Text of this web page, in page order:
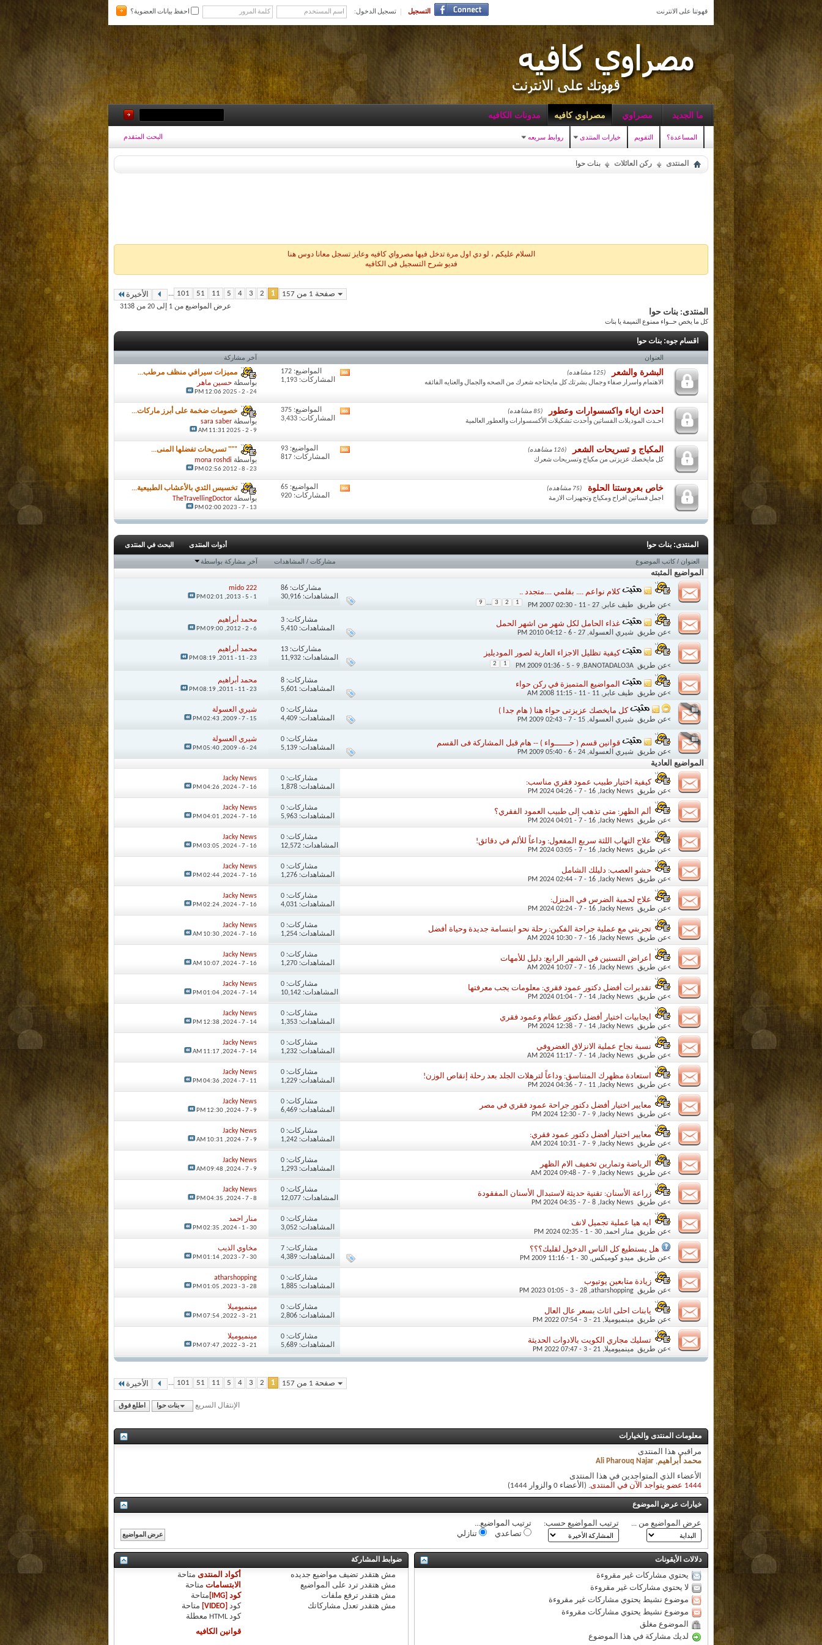
قهوتنا على الانترنت التسجيل تسجيل الدخول: احفظ بيانات العضوية؟
ما الجديد مصراوي مصراوي كافيه
المساعدة؟ التقويم خيارات المنتدى روابط سريعه
مدونات الكافيه
البحث المتقدم
المنتدى ركن العائلات بنات حوا
السلام عليكم ، لو دي اول مرة تدخل فيها مصرواي كافيه وعايز تسجل معانا دوس هنا
فديو شرح التسجيل فى الكافيه
صفحة 1 من 157 1
2
3
4
5
11
51
101
... الأخيرة
عرض المواضيع من 1 إلى 20 من 3138
المنتدى: بنات حوا
كل ما يخص حــواء ممنوع النميمة يا بنات
اقسام جوه: بنات حوا
العنوان آخر مشاركة
البشرة والشعر
(125 مشاهده)
الاهتمام واسرار صفاء وجمال بشرتك كل مايحتاجه شعرك من الصحه والجمال والعنايه الفائقه
مشاهدة
تغذيات
المنتدى
المواضيع: 172
المشاركات: 1,193
مميزات سيرافي منظف مرطب...
بواسطةحسين ماهر
24 - 2 - 2025
12:06 PM
احدث ازياء واكسسوارات وعطور
(85 مشاهده)
احـدث الموديلات الفساتين وأحدث تشكيلات الأكسسوارات والعطور العالمية
مشاهدة
تغذيات
المنتدى
المواضيع: 375
المشاركات: 3,433
خصومات ضخمة على أبرز ماركات...
بواسطةsara saber
9 - 2 - 2025
11:31 AM
المكياج و تسريحات الشعر
(126 مشاهده)
كل مايخصك عزيزتى من مكياج وتسريحات شعرك
مشاهدة
تغذيات
المنتدى
المواضيع: 93
المشاركات: 817
""" تسريحات تفضلها المنى...
بواسطة mona roshdi
23 - 8 - 2012
02:56 PM
خاص بعروستنا الحلوة
(75 مشاهده)
اجمل فساتين افراح ومكياج وتجهيزات الازمة
مشاهدة
تغذيات
المنتدى
المواضيع: 65
المشاركات: 920
تخسيس الثدي بالأعشاب الطبيعية...
بواسطةTheTravellingDoctor
13 - 7 - 2023
02:00 PM
المنتدى: بنات حوا أدوات المنتدى البحث في المنتدى
العنوان / كاتب الموضوع مشاركات / المشاهدات آخر مشاركة بواسطة
المواضيع المثبته
كلام نواعم .... بقلمي ....متجدد ..
>عن طريق طيف عابر ‏, 27 - 11 - 2007 02:30 PM
1
2
3
...
9
مشاركات: 86
المشاهدات: 30,916
mido 222
1 - 5 - 2013,
02:01 PM
غذاء الحامل لكل شهر من اشهر الحمل
>عن طريق شيري العسولة‏, 27 - 6 - 2010 04:12 PM
مشاركات: 3
المشاهدات: 5,410
محمد أبراهيم
6 - 2 - 2012,
09:00 PM
كيفية تظليل الاجزاء العارية لصور الموديليز
>عن طريق BANOTADALO3A
‏, 9 - 5 - 2009 01:36 PM
1
2
مشاركات: 13
المشاهدات: 11,932
محمد أبراهيم
23 - 11 - 2011,
08:19 PM
المواضيع المتميزة في ركن حواء
>عن طريق طيف عابر ‏, 11 - 11 - 2008 11:15 AM
مشاركات: 8
المشاهدات: 5,601
محمد أبراهيم
23 - 11 - 2011,
08:19 PM
كل مايخصك عزيزتى حواء هنا ( هام جدا )
>عن طريق شيري العسولة‏, 15 - 7 - 2009 02:43 PM
مشاركات: 0
المشاهدات: 4,409
شيري العسولة
15 - 7 - 2009,
02:43 PM
قوانين قسم ( حــــــواء ) -- هام قبل المشاركة فى القسم
>عن طريق شيري العسولة‏, 24 - 6 - 2009 05:40 PM
مشاركات: 0
المشاهدات: 5,139
شيري العسولة
24 - 6 - 2009,
05:40 PM
المواضيع العادية
كيفية اختيار طبيب عمود فقري مناسب:
>عن طريق Jacky News
‏, 16 - 7 - 2024 04:26 PM
مشاركات: 0
المشاهدات: 1,878
Jacky News
16 - 7 - 2024,
04:26 PM
ألم الظهر: متى تذهب إلى طبيب العمود الفقري؟
>عن طريق Jacky News
‏, 16 - 7 - 2024 04:01 PM
مشاركات: 0
المشاهدات: 5,963
Jacky News
16 - 7 - 2024,
04:01 PM
علاج التهاب اللثة سريع المفعول: وداعاً للألم في دقائق!
>عن طريق Jacky News
‏, 16 - 7 - 2024 03:05 PM
مشاركات: 0
المشاهدات: 12,572
Jacky News
16 - 7 - 2024,
03:05 PM
حشو العصب: دليلك الشامل
>عن طريق Jacky News
‏, 16 - 7 - 2024 02:44 PM
مشاركات: 0
المشاهدات: 1,276
Jacky News
16 - 7 - 2024,
02:44 PM
علاج لحمية الضرس في المنزل:
>عن طريق Jacky News
‏, 16 - 7 - 2024 02:24 PM
مشاركات: 0
المشاهدات: 4,031
Jacky News
16 - 7 - 2024,
02:24 PM
تجربتي مع عملية جراحة الفكين: رحلة نحو ابتسامة جديدة وحياة أفضل
>عن طريق Jacky News
‏, 16 - 7 - 2024 10:30 AM
مشاركات: 0
المشاهدات: 1,254
Jacky News
16 - 7 - 2024,
10:30 AM
أعراض التسنين في الشهر الرابع: دليل للأمهات
>عن طريق Jacky News
‏, 16 - 7 - 2024 10:07 AM
مشاركات: 0
المشاهدات: 1,270
Jacky News
16 - 7 - 2024,
10:07 AM
تقديرات أفضل دكتور عمود فقري: معلومات يجب معرفتها
>عن طريق Jacky News
‏, 14 - 7 - 2024 01:04 PM
مشاركات: 0
المشاهدات: 10,142
Jacky News
14 - 7 - 2024,
01:04 PM
ايجابيات اختيار أفضل دكتور عظام وعمود فقري
>عن طريق Jacky News
‏, 14 - 7 - 2024 12:38 PM
مشاركات: 0
المشاهدات: 1,353
Jacky News
14 - 7 - 2024,
12:38 PM
نسبة نجاح عملية الانزلاق الغضروفي
>عن طريق Jacky News
‏, 14 - 7 - 2024 11:17 AM
مشاركات: 0
المشاهدات: 1,232
Jacky News
14 - 7 - 2024,
11:17 AM
استعادة مظهرك المتناسق: وداعاً لترهلات الجلد بعد رحلة إنقاص الوزن!
>عن طريق Jacky News
‏, 11 - 7 - 2024 04:36 PM
مشاركات: 0
المشاهدات: 1,229
Jacky News
11 - 7 - 2024,
04:36 PM
معايير اختيار أفضل دكتور جراحة عمود فقري في مصر
>عن طريق Jacky News
‏, 9 - 7 - 2024 12:30 PM
مشاركات: 0
المشاهدات: 6,469
Jacky News
9 - 7 - 2024,
12:30 PM
معايير اختيار أفضل دكتور عمود فقري:
>عن طريق Jacky News
‏, 9 - 7 - 2024 10:31 AM
مشاركات: 0
المشاهدات: 1,242
Jacky News
9 - 7 - 2024,
10:31 AM
الرياضة وتمارين تخفيف الام الظهر
>عن طريق Jacky News
‏, 9 - 7 - 2024 09:48 AM
مشاركات: 0
المشاهدات: 1,293
Jacky News
9 - 7 - 2024,
09:48 AM
زراعة الأسنان: تقنية حديثة لاستبدال الأسنان المفقودة
>عن طريق Jacky News
‏, 8 - 7 - 2024 04:35 PM
مشاركات: 0
المشاهدات: 12,077
Jacky News
8 - 7 - 2024,
04:35 PM
ايه هيا عملية تجميل لانف
>عن طريق منار احمد‏, 30 - 1 - 2024 02:35 PM
مشاركات: 0
المشاهدات: 3,052
منار احمد
30 - 1 - 2024,
02:35 PM
هل يستطيع كل الناس الدخول لقلبك؟؟؟
>عن طريق ميدو كوميكس‏, 30 - 1 - 2009 11:16 PM
مشاركات: 7
المشاهدات: 4,389
مخاوي الذيب
30 - 7 - 2023,
01:14 PM
زيادة متابعين يوتيوب
>عن طريق atharshopping
‏, 28 - 3 - 2023 01:05 PM
مشاركات: 0
المشاهدات: 1,885
atharshopping
28 - 3 - 2023,
01:05 PM
يابنات احلى اثاث بسعر عال العال
>عن طريق مينميوميلا‏, 21 - 3 - 2022 07:54 PM
مشاركات: 0
المشاهدات: 2,806
مينميوميلا
21 - 3 - 2022,
07:54 PM
تسليك مجاري الكويت بالادوات الحديثة
>عن طريق مينميوميلا‏, 21 - 3 - 2022 07:47 PM
مشاركات: 0
المشاهدات: 5,689
مينميوميلا
21 - 3 - 2022,
07:47 PM
صفحة 1 من 157 1
2
3
4
5
11
51
101
... الأخيرة
الإنتقال السريع بنات حوا اطلع فوق
معلومات المنتدى والخيارات
مراقبي هذا المنتدى
محمد أبراهيم,
Ali Pharouq Najar
الأعضاء الذي المتواجدين في هذا المنتدى
1444 عضو يتواجد الآن في المنتدى
. (الأعضاء 0 والزوار 1444)
خيارات عرض الموضوع
عرض المواضيع من ... ترتيب المواضيع حسب:
ترتيب المواضيع...
تصاعدي
تنازلي
دلالات الأيقونات
يحتوي مشاركات غير مقروءة
لا يحتوي مشاركات غير مقروءة
موضوع نشيط يحتوي مشاركات غير مقروءة
موضوع نشيط يحتوي مشاركات مقروءة
الموضوع مغلق
لديك مشاركة في هذا الموضوع
ضوابط المشاركة
مش هتقدر تضيف مواضيع جديده
مش هتقدر ترد على المواضيع
مش هتقدر ترفع ملفات
مش هتقدر تعدل مشاركاتك
أكواد المنتدى متاحة
الابتسامات متاحة
كود [IMG]
متاحة
كود [VIDEO]
متاحة
كود HTML
معطلة
قوانين الكافيه